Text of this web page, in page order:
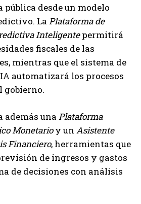
desde un modelo
La Plataforma de
Inteligentepermitirá
fiscales de las
mientras que el sistema de
automatizará los procesos
gobierno.
además una Plataforma
Monetarioy un Asistente
Financiero, herramientas que
de ingresos y gastos
de decisiones con análisis